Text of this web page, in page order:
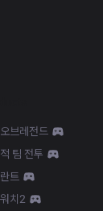
브레전드
팀 전투
트
치2